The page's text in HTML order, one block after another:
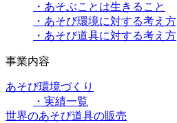
・あそぶことは生きること
・あそび環境に対する考え方
・あそび道具に対する考え方
事業内容
あそび環境づくり
・実績一覧
世界のあそび道具の販売